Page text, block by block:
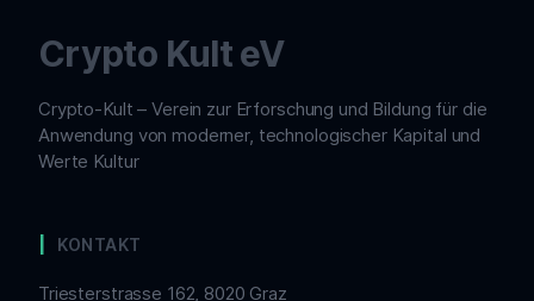
Crypto Kult eV
Crypto-Kult – Verein zur Erforschung und Bildung für die
Anwendung von moderner, technologischer Kapital und
Werte Kultur
KONTAKT
Triesterstrasse 162, 8020 Graz